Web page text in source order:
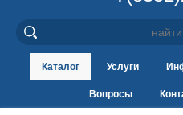
Каталог Услуги
Вопросы